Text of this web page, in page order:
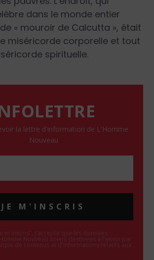
dans le monde entier
« mouroir de Calcutta », était
miséricorde corporelle et tout
spirituelle.
la lettre d'information de L'Homme
Nouveau
JE M'INSCRIS
m'inscris", j'accepte que les données
Nouveau soient destinées à l'envoi par
de contenus et d'informations relatifs aux